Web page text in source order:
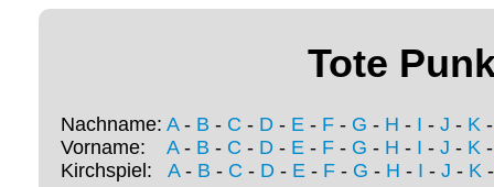
Tote
Nachname: A- B - C - D - E - F - G - H - I - J - K
Vorname: A- B - C - D - E - F - G - H - I - J - K
Kirchspiel: A- B - C - D- E- F- G - H - I - J - K